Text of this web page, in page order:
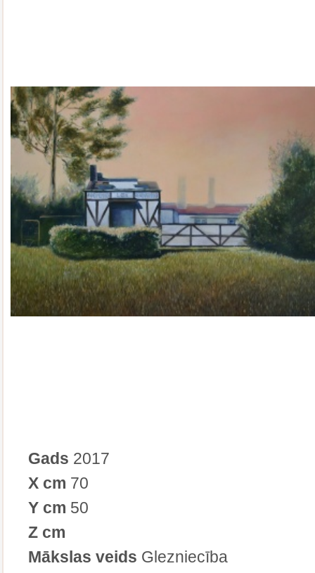
Gads 2017
X cm 70
Y cm 50
Z cm
Mākslas veids Glezniecība